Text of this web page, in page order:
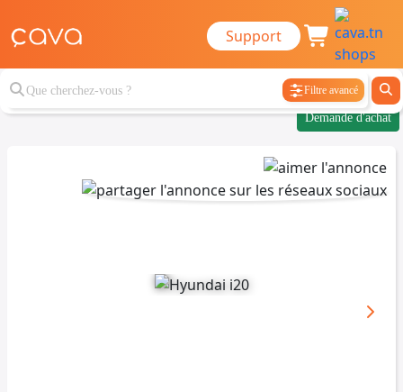
Support
Filtre avancé
Demande d'achat